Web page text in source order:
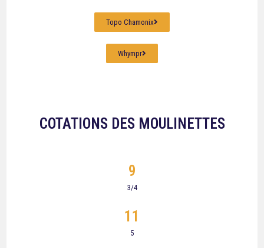
Topo Chamonix
Whympr
COTATIONS DES MOULINETTES
3/4
9
5
11